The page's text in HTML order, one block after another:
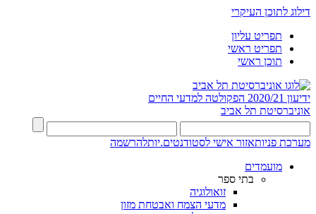
דילוג לתוכן העיקרי
תפריט עליון
תפריט ראשי
תוכן ראשי
ידיעון 2020/21
הפקולטה למדעי החיים
אוניברסיטת תל אביב
מערכת פניותאזור אישי לסטודנטים.יותלהרשמה
מועמדים
בתי ספר
זואולוגיה
מדעי הצמח ואבטחת מזון